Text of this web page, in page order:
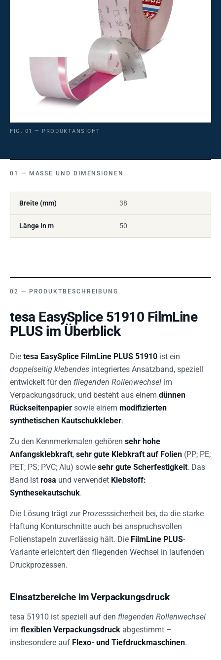
FIG. 01 — PRODUKTANSICHT
MASSE UND DIMENSIONEN
Breite (mm) 38
Länge in m 50
PRODUKTBESCHREIBUNG
tesa EasySplice 51910 FilmLine
PLUS im Überblick
Die tesa EasySplice FilmLine PLUS 51910 ist ein
doppelseitig klebendes integriertes Ansatzband, speziell
entwickelt für den fliegenden Rollenwechsel im
Verpackungsdruck, und besteht aus einem dünnen
Rückseitenpapier sowie einem modifizierten
synthetischen Kautschukkleber.
Zu den Kennmerkmalen gehören sehr hohe
Anfangsklebkraft, sehr gute Klebkraft auf Folien (PP; PE;
PET; PS; PVC; Alu) sowie sehr gute Scherfestigkeit. Das
Band ist rosa und verwendet Klebstoff:
Synthesekautschuk.
Die Lösung trägt zur Prozesssicherheit bei, da die starke
Haftung Konturschnitte auch bei anspruchsvollen
Folienstapeln zuverlässig hält. Die FilmLine PLUS-
Variante erleichtert den fliegenden Wechsel in laufenden
Druckprozessen.
Einsatzbereiche im Verpackungsdruck
tesa 51910 ist speziell auf den fliegenden Rollenwechsel
im flexiblen Verpackungsdruck abgestimmt –
insbesondere auf Flexo- und Tiefdruckmaschinen.